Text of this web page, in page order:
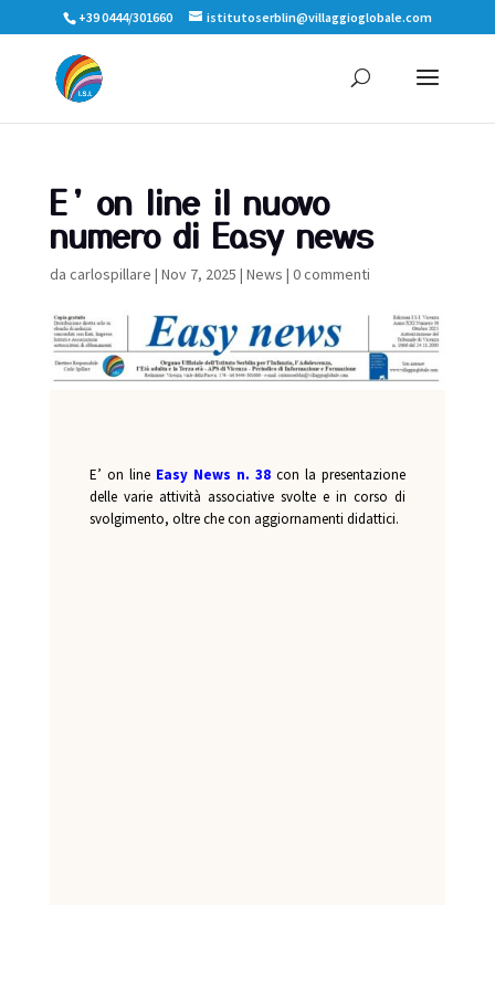
+39 0444/301660 istitutoserblin@villaggioglobale.com
E’ on line il nuovo
numero di Easy news
da carlospillare | Nov 7, 2025 | News | 0 commenti
E’ on line Easy News n. 38 con la presentazione
delle varie attività associative svolte e in corso di
svolgimento, oltre che con aggiornamenti didattici.